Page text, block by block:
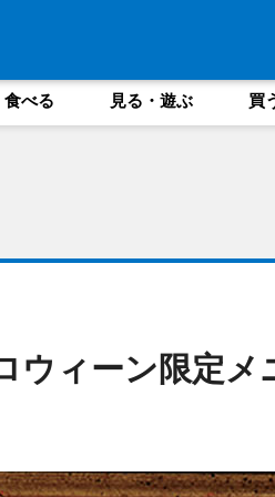
食べる 見る・遊ぶ 買
ウィーン限定メ